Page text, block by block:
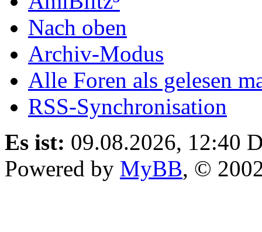
Nach oben
Archiv-Modus
Alle Foren als gelesen
RSS-Synchronisation
Es ist: 09.08.2026, 12:40
Powered by MyBB, ©